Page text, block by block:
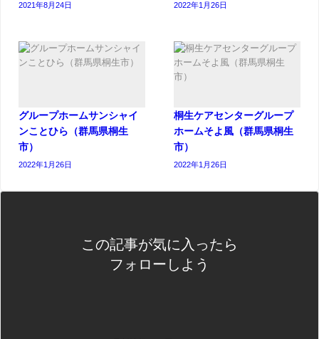
2021年8月24日 2022年1月26日
グループホームサンシャイ
ンことひら（群馬県桐生
市）
2022年1月26日
桐生ケアセンターグループ
ホームそよ風（群馬県桐生
市）
2022年1月26日
この記事が気に入ったら
フォローしよう